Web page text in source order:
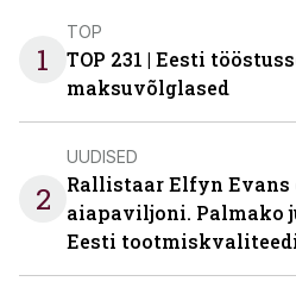
1
TOP
TOP 231 | Eesti
maksuvõlglased
2
UUDISED
Rallistaar Elfyn Evans
aiapaviljoni. Palmako
Eesti